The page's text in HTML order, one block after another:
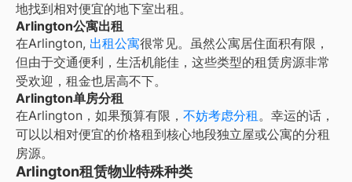
地找到相对便宜的地下室出租。
Arlington公寓出租
在Arlington, 出租公寓很常见。虽然公寓居住面积有限，
但由于交通便利，生活机能佳，这些类型的租赁房源非常
受欢迎，租金也居高不下。
Arlington单房分租
在Arlington ，如果预算有限， 不妨考虑分租。幸运的话，
可以以相对便宜的价格租到核心地段独立屋或公寓的分租
房源。
Arlington租赁物业特殊种类